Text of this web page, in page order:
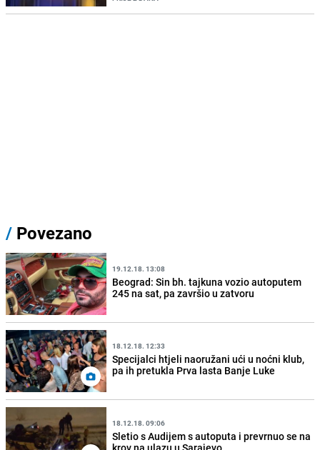
/ Povezano
19.12.18. 13:08
Beograd: Sin bh. tajkuna vozio autoputem
245 na sat, pa završio u zatvoru
18.12.18. 12:33
Specijalci htjeli naoružani ući u noćni klub,
pa ih pretukla Prva lasta Banje Luke
18.12.18. 09:06
Sletio s Audijem s autoputa i prevrnuo se na